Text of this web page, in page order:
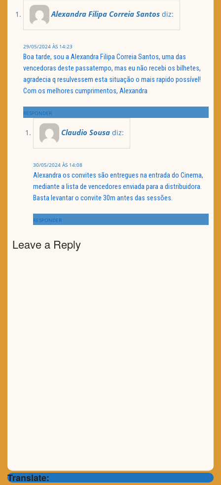
Alexandra Filipa Correia Santos diz:
29/05/2024 ÀS 14:23
Boa tarde, sou a Alexandra Filipa Correia Santos, uma das
vencedoras deste passatempo, mas eu não recebi os bilhetes,
agradecia q resulvessem esta situação o mais rapido possível!
Com os melhores cumprimentos, Alexandra
RESPONDER
Claudio Sousa diz:
30/05/2024 ÀS 14:08
Alexandra os convites são entregues na entrada do Cinema,
mediante a lista de vencedores enviada para a distribuidora.
Basta levantar o convite 30m antes das sessões.
RESPONDER
Leave a Reply
Translate: